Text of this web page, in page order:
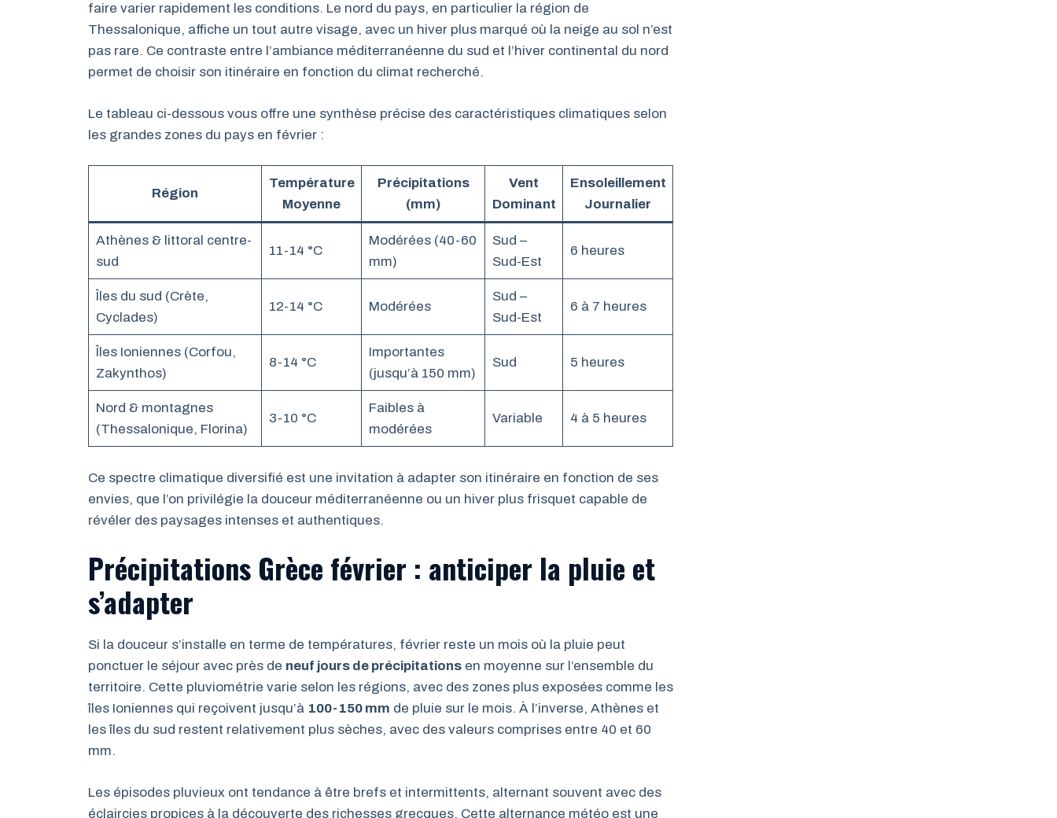
faire varier rapidement les conditions. Le nord du pays, en particulier la région de
Thessalonique, affiche un tout autre visage, avec un hiver plus marqué où la neige au sol n’est
pas rare. Ce contraste entre l’ambiance méditerranéenne du sud et l’hiver continental du nord
permet de choisir son itinéraire en fonction du climat recherché.
Le tableau ci-dessous vous offre une synthèse précise des caractéristiques climatiques selon
les grandes zones du pays en février :
Région
Température
Moyenne
Précipitations
(mm)
Vent
Dominant
Ensoleillement
Journalier
Athènes & littoral centre-
sud
11-14 °C
Modérées (40-60
mm)
Sud –
Sud-Est
6 heures
Îles du sud (Crète,
Cyclades)
12-14 °C Modérées
Sud –
Sud-Est
6 à 7 heures
Îles Ioniennes (Corfou,
Zakynthos)
8-14 °C
Importantes
(jusqu’à 150 mm)
Sud 5 heures
Nord & montagnes
(Thessalonique, Florina)
3-10 °C
Faibles à
modérées
Variable 4 à 5 heures
Ce spectre climatique diversifié est une invitation à adapter son itinéraire en fonction de ses
envies, que l’on privilégie la douceur méditerranéenne ou un hiver plus frisquet capable de
révéler des paysages intenses et authentiques.
Précipitations Grèce février : anticiper la pluie et
s’adapter
Si la douceur s’installe en terme de températures, février reste un mois où la pluie peut
ponctuer le séjour avec près de neuf jours de précipitations en moyenne sur l’ensemble du
territoire. Cette pluviométrie varie selon les régions, avec des zones plus exposées comme les
îles Ioniennes qui reçoivent jusqu’à 100-150 mm de pluie sur le mois. À l’inverse, Athènes et
les îles du sud restent relativement plus sèches, avec des valeurs comprises entre 40 et 60
mm.
Les épisodes pluvieux ont tendance à être brefs et intermittents, alternant souvent avec des
éclaircies propices à la découverte des richesses grecques. Cette alternance météo est une